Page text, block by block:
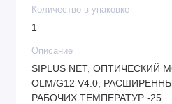
Количество в упаковке
1
Описание
SIPLUS NET, ОПТИЧЕСКИЙ
OLM/G12 V4.0,
РАБОЧИХ ТЕМПЕРАТУР -25...